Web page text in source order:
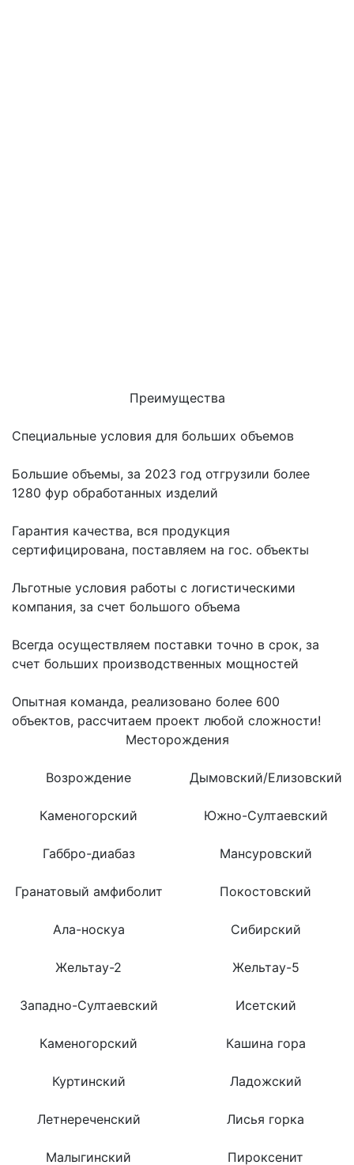
Преимущества
Специальные условия для больших объемов
Большие объемы, за 2023 год отгрузили более
1280 фур обработанных изделий
Гарантия качества, вся продукция
сертифицирована, поставляем на гос. объекты
Льготные условия работы с логистическими
компания, за счет большого объема
Всегда осуществляем поставки точно в срок, за
счет больших производственных мощностей
Опытная команда, реализовано более 600
объектов, рассчитаем проект любой сложности!
Месторождения
Возрождение Дымовский/Елизовский
Каменогорский Южно-Султаевский
Габбро-диабаз Мансуровский
Гранатовый амфиболит Покостовский
Ала-носкуа Сибирский
Жельтау-2 Жельтау-5
Западно-Султаевский Исетский
Каменогорский Кашина гора
Куртинский Ладожский
Летнереченский Лисья горка
Малыгинский Пироксенит